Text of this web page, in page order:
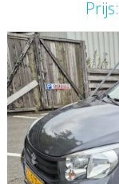
Prijs: